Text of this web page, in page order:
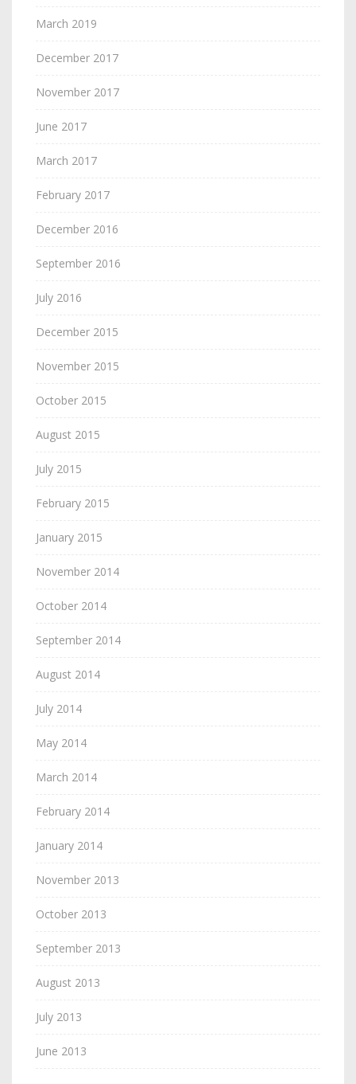
March 2019
December 2017
November 2017
June 2017
March 2017
February 2017
December 2016
September 2016
July 2016
December 2015
November 2015
October 2015
August 2015
July 2015
February 2015
January 2015
November 2014
October 2014
September 2014
August 2014
July 2014
May 2014
March 2014
February 2014
January 2014
November 2013
October 2013
September 2013
August 2013
July 2013
June 2013